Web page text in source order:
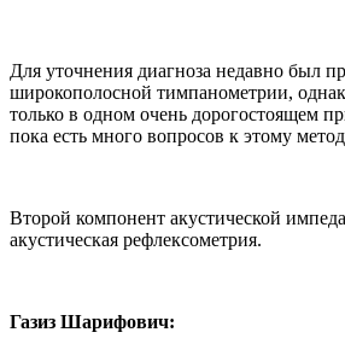
Для уточнения диагноза недавно был
широкополосной тимпанометрии,
только в одном очень дорогостоящем
пока есть много вопросов к этому
Второй компонент акустической
акустическая рефлексометрия.
Газиз Шарифович: